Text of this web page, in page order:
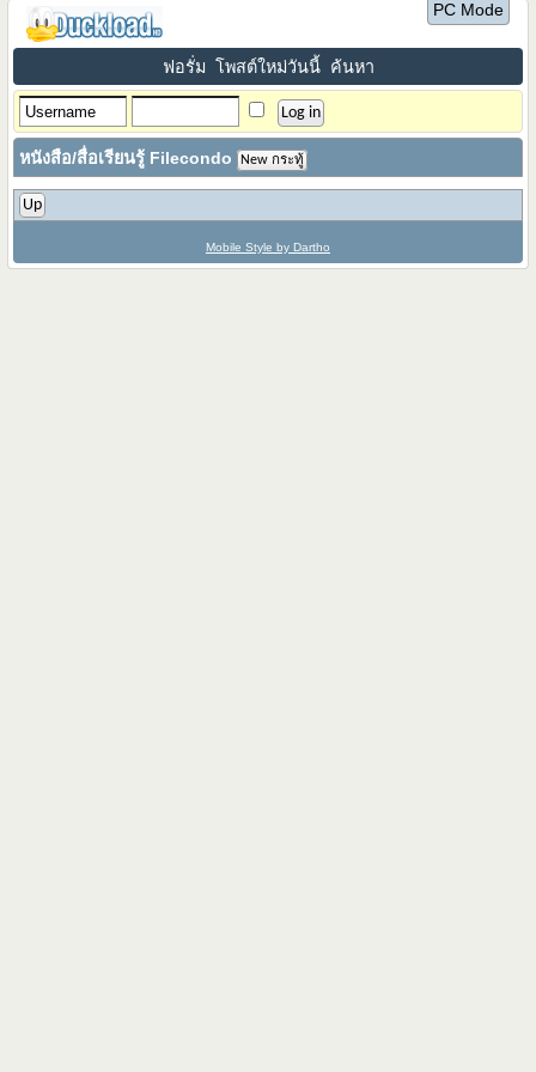
PC Mode
ฟอรั่ม โพสต์ใหม่วันนี้ ค้นหา
หนังสือ/สื่อเรียนรู้ Filecondo New กระทู้
Up
Mobile Style by Dartho